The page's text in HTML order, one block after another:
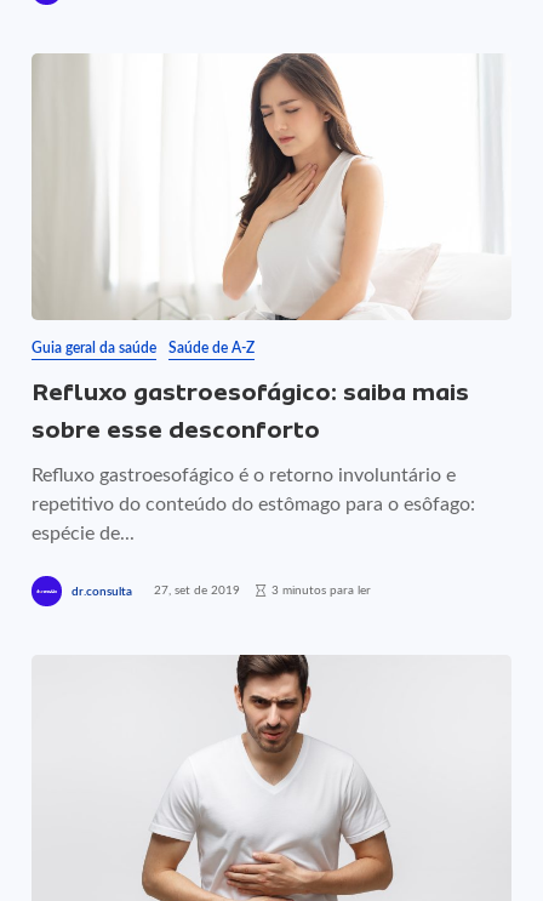
Guia geral da saúde Saúde de A-Z
Refluxo gastroesofágico: saiba mais
sobre esse desconforto
Refluxo gastroesofágico é o retorno involuntário e
repetitivo do conteúdo do estômago para o esôfago:
espécie de...
dr.consulta 27, set de 2019 3 minutos para ler